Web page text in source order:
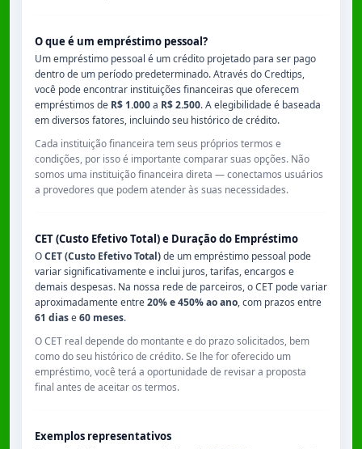
O que é um empréstimo pessoal?
Um empréstimo pessoal é um crédito projetado para ser pago
dentro de um período predeterminado. Através do Credtips,
você pode encontrar instituições financeiras que oferecem
empréstimos de R$ 1.000a R$ 2.500. A elegibilidade é baseada
em diversos fatores, incluindo seu histórico de crédito.
Cada instituição financeira tem seus próprios termos e
condições, por isso é importante comparar suas opções. Não
somos uma instituição financeira direta — conectamos usuários
a provedores que podem atender às suas necessidades.
CET (Custo Efetivo Total) e Duração do Empréstimo
OCET (Custo Efetivo Total)de um empréstimo pessoal pode
variar significativamente e inclui juros, tarifas, encargos e
demais despesas. Na nossa rede de parceiros, o CET pode variar
aproximadamente entre20% e 450% ao ano, com prazos entre
61 diase60 meses.
O CET real depende do montante e do prazo solicitados, bem
como do seu histórico de crédito. Se lhe for oferecido um
empréstimo, você terá a oportunidade de revisar a proposta
final antes de aceitar os termos.
Exemplos representativos